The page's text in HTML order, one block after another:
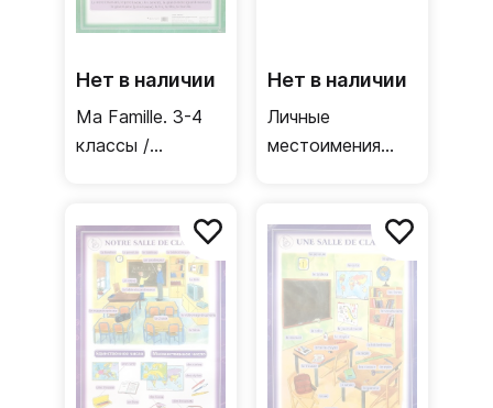
Нет в наличии
Ma Famille. 3-4
классы /
(французский
язык)
Нет в наличии
Личные
местоимения
Двусторонний
плакат
(французский
язык)